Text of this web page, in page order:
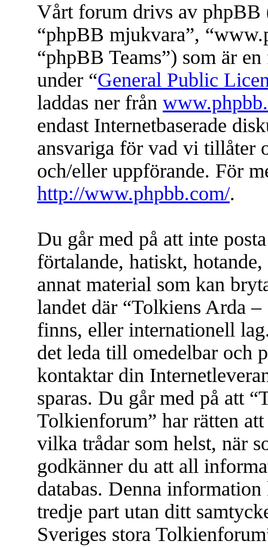
Vårt forum drivs av phpBB
“phpBB mjukvara”,
“phpBB Teams”) som är
under “General Public
laddas ner från
endast Internetbaserade
ansvariga för vad vi tillåter
och/eller uppförande. För
http://www.phpbb.com/.
Du går med på att inte
förtalande, hatiskt,
annat material som kan
landet där “Tolkiens Arda
finns, eller internationell
det leda till omedelbar och
kontaktar din
sparas. Du går med på att
Tolkienforum” har rätten
vilka trådar som helst, när
godkänner du att all
databas. Denna
tredje part utan ditt
Sveriges stora